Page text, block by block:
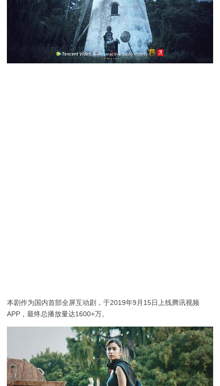
本剧作为国内首部全屏互动剧，于2019年9月15日上线腾讯视频
APP，最终总播放量达1600+万。